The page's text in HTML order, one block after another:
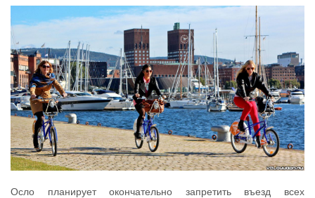
Осло планирует окончательно запретить въезд всех